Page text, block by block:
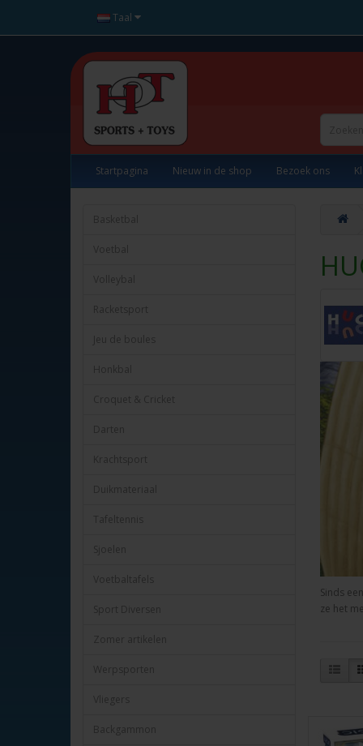
Taal
Startpagina Nieuw in de shop Bezoek ons
Basketbal
Voetbal
Volleybal
Racketsport
Jeu de boules
Honkbal
Croquet & Cricket
Darten
Krachtsport
Duikmateriaal
Tafeltennis
Sjoelen
Voetbaltafels
Sport Diversen
Zomer artikelen
Werpsporten
Vliegers
Backgammon
Sinds
ze het